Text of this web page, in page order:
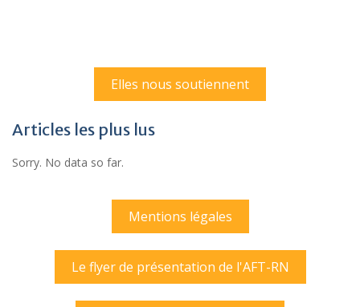
Elles nous soutiennent
Articles les plus lus
Sorry. No data so far.
Mentions légales
Le flyer de présentation de l'AFT-RN